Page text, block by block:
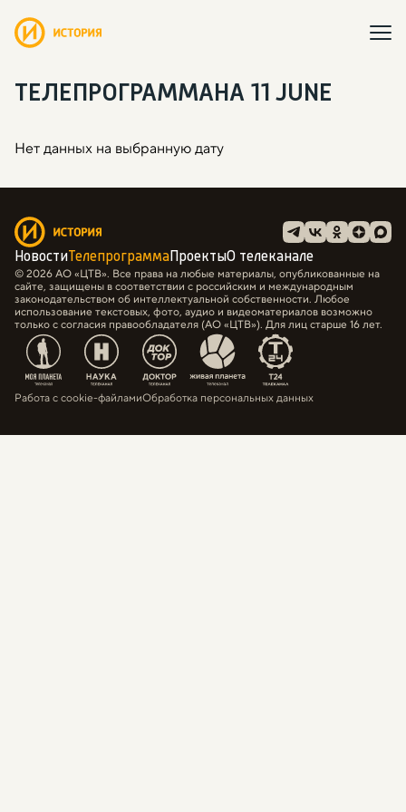
ТЕЛЕПРОГРАММАНА 11 JUNE
Нет данных на выбранную дату
Новости Телепрограмма ПроектыО телеканале
© 2026 АО «ЦТВ». Все права на любые материалы, опубликованные на
сайте, защищены в соответствии с российским и международным
законодательством об интеллектуальной собственности. Любое
использование текстовых, фото, аудио и видеоматериалов возможно
только с согласия правообладателя (АО «ЦТВ»). Для лиц старше 16 лет.
Работа с cookie-файламиОбработка персональных данных